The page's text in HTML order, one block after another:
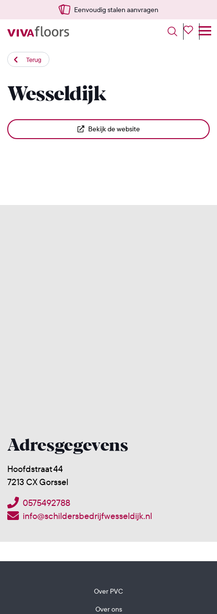
Eenvoudig stalen aanvragen
Terug
Wesseldijk
Bekijk de website
Adresgegevens
Hoofdstraat 44
7213 CX Gorssel
0575492788
info@schildersbedrijfwesseldijk.nl
Over PVC
Over ons